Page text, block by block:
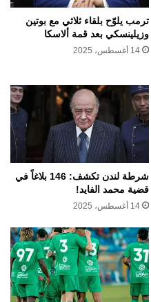
ترمب يلوّح بلقاء ثلاثي مع بوتين
وزيلينسكي بعد قمة ألاسكا
14 أغسطس، 2025
شرطة لندن تكشف: 146 بلاغاً في
قضية محمد الفايد!
14 أغسطس، 2025